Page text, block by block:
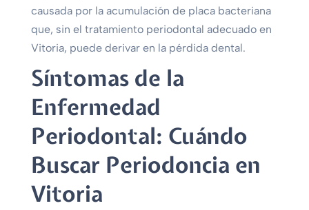
causada por la acumulación de placa bacteriana
que, sin el tratamiento periodontal adecuado en
Vitoria, puede derivar en la pérdida dental.
Síntomas de la
Enfermedad
Periodontal: Cuándo
Buscar Periodoncia en
Vitoria